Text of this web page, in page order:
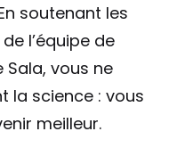
soutenant les
l’équipe de
vous ne
la science : vous
meilleur.